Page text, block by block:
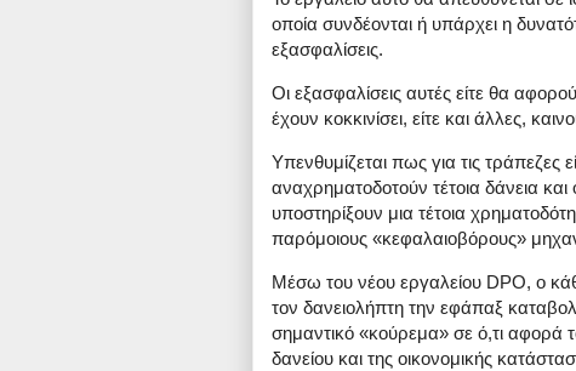
οποία συνδέονται ή υπάρχει η
εξασφαλίσεις.
Οι εξασφαλίσεις αυτές είτε θα
έχουν κοκκινίσει, είτε και άλλες,
Υπενθυμίζεται πως για τις τράπεζες
αναχρηματοδοτούν τέτοια δάνεια
υποστηρίξουν μια τέτοια
παρόμοιους «κεφαλαιοβόρους»
Μέσω του νέου εργαλείου DPO, ο
τον δανειολήπτη την εφάπαξ
σημαντικό «κούρεμα» σε ό,τι αφορά
δανείου και της οικονομικής